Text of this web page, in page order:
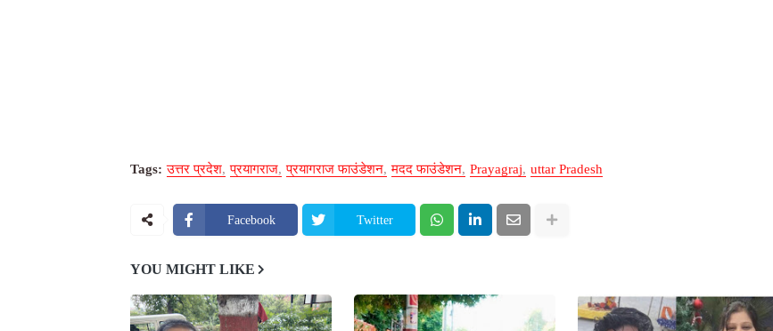
Tags: उत्तर प्रदेश प्रयागराज प्रयागराज फाउंडेशन मदद फाउंडेशन Prayagraj uttar Pradesh
Facebook Twitter
YOU MIGHT LIKE